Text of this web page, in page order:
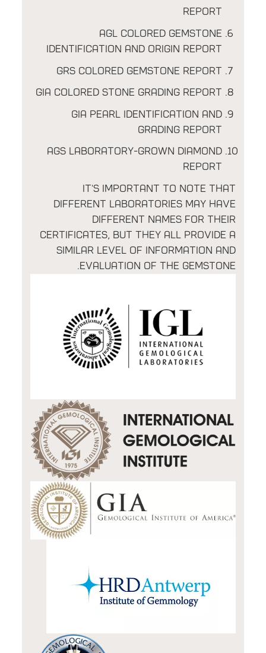
Report
AGL Colored Gemstone
Identification and Origin Report
GRS Colored Gemstone Report
GIA Colored Stone Grading Report
GIA Pearl Identification and
Grading Report
AGS Laboratory-Grown Diamond
Report
It's important to note that
different laboratories may have
different names for their
certificates, but they all provide a
similar level of information and
evaluation of the gemstone.